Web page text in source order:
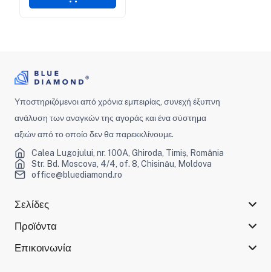
Υποστηριζόμενοι από χρόνια εμπειρίας, συνεχή έξυπνη
ανάλυση των αναγκών της αγοράς και ένα σύστημα
αξιών από το οποίο δεν θα παρεκκλίνουμε.
Calea Lugojului, nr. 100A, Ghiroda, Timiș, România
Str. Bd. Moscova, 4/4, of. 8, Chisinău, Moldova
office@bluediamond.ro
Σελίδες
Προϊόντα
Επικοινωνία